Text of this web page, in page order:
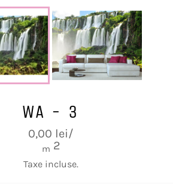
WA - 3
Preț
obișnuit
0,00 lei/
m 2
Taxe incluse.